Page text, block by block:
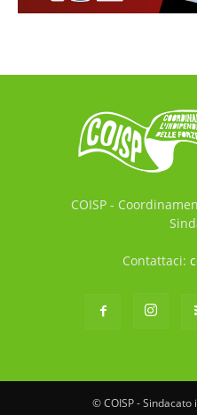
COISP -
Contattaci:
© COISP -